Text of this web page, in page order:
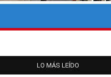
LO MÁS LEÍDO